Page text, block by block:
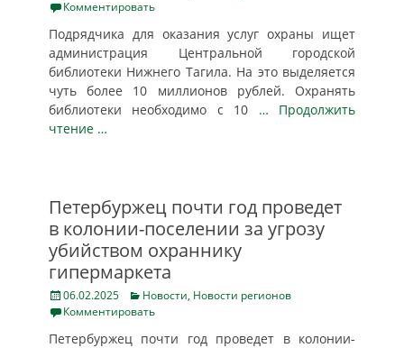
on Комментировать
Подрядчика для оказания услуг охраны ищет
администрация Центральной городской
библиотеки Нижнего Тагила. На это выделяется
чуть более 10 миллионов рублей. Охранять
библиотеки необходимо с 10 … Продолжить
чтение …
Петербуржец почти год проведет
в колонии-поселении за угрозу
убийством охраннику
гипермаркета
Posted
on
06.02.2025 Categories
Новости, Новости регионов
Комментировать
Петербуржец почти год проведет в колонии-